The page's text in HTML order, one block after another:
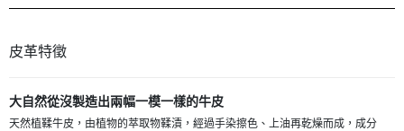
皮革特徵
大自然從沒製造出兩幅一模一樣的牛皮
天然植鞣牛皮，由植物的萃取物鞣漬，經過手染擦色、上油再乾燥而成，成分